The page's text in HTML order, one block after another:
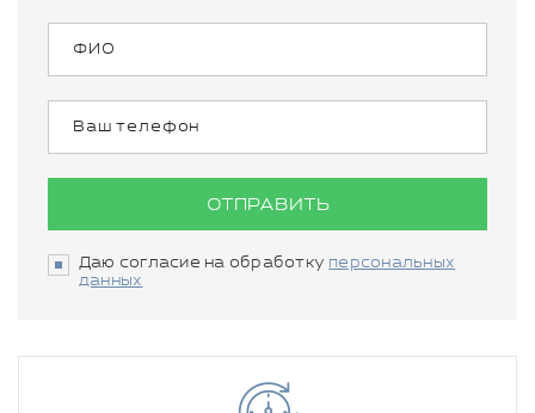
ОТПРАВИТЬ
Даю согласие на обработку персональных
данных